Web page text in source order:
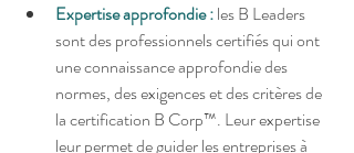
Expertise approfondie : les B Leaders
sont des professionnels certifiés qui ont
une connaissance approfondie des
normes, des exigences et des critères de
la certification B Corp™. Leur expertise
leur permet de guider les entreprises à